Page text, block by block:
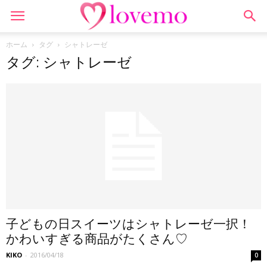
ホーム タグ シャトレーゼ
タグ: シャトレーゼ
子どもの日スイーツはシャトレーゼ一択！
かわいすぎる商品がたくさん♡
KIKO - 2016/04/18 0